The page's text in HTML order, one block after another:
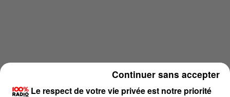
Le respect de votre vie privée est notre priorité
Continuer sans accepter